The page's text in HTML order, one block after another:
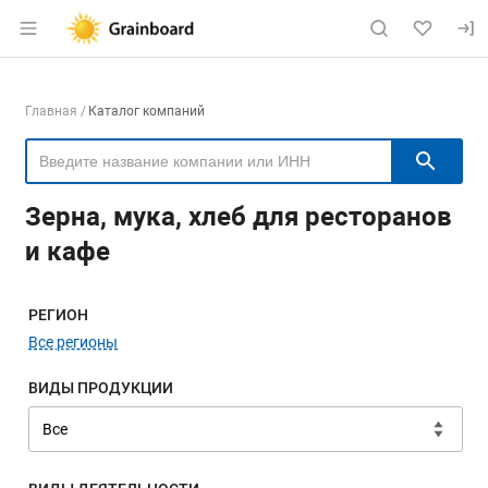
Раздел навигации по сайту
Навигация по компаниям
Главная Каталог компаний
Зерна, мука, хлеб для ресторанов
и кафе
Меню навигации
РЕГИОН
Все регионы
ВИДЫ ПРОДУКЦИИ